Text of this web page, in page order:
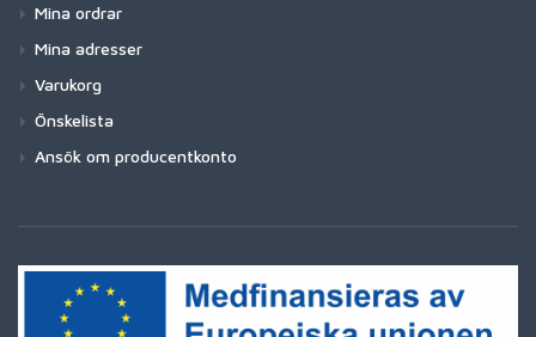
Mina ordrar
Mina adresser
Varukorg
Önskelista
Ansök om producentkonto